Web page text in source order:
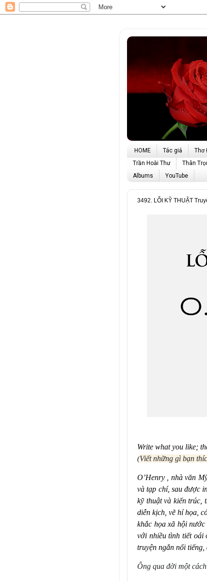
HOME Tác giả Thơ
Trần Hoài Thư
Thân
Albums
YouTube
3492. LỖI KỸ THUẬT
Write what you like;
(Viết những gì bạn
O’Henry , nhà văn
và tạp chí, sau được
kỹ thuật và kiến trúc,
diễn kịch, vẽ hí họa,
khắc họa xã hội
với nhiều tình tiết oái
truyện ngắn nổi
Ông qua đời một